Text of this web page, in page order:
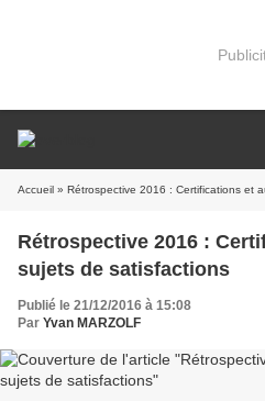
Accueil » Rétrospective 2016 : Certifications et
Rétrospective 2016 :
sujets de satisfactions
Publié le 21/12/2016 à 15:08
Par Yvan MARZOLF